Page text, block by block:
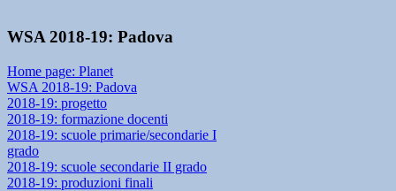
WSA 2018-19: Padova
Home page: Planet
WSA 2018-19: Padova
2018-19: progetto
2018-19: formazione docenti
2018-19: scuole primarie/secondarie I
grado
2018-19: scuole secondarie II grado
2018-19: produzioni finali